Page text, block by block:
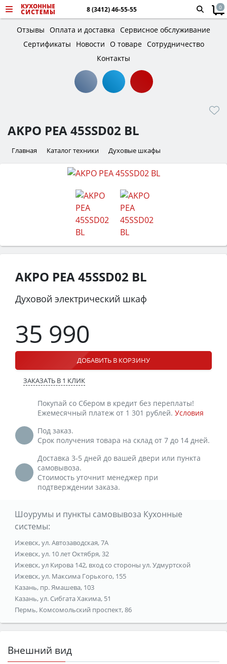
8 (3412) 46-55-55 0
Отзывы Оплата и доставка Сервисное обслуживание
Сертификаты
Новости О товаре Сотрудничество
Контакты
AKPO PEA 45SSD02 BL
Главная Каталог техники Духовые шкафы
AKPO PEA 45SSD02 BL
Духовой электрический шкаф
35 990
ДОБАВИТЬ В КОРЗИНУ
ЗАКАЗАТЬ В 1 КЛИК
Покупай со Сбером в кредит без переплаты!
Ежемесячный платеж от 1 301 рублей. Условия
Под заказ.
Срок получения товара на склад от 7 до 14 дней.
Доставка 3-5 дней до вашей двери или пункта
самовывоза.
Стоимость уточнит менеджер при
подтверждении заказа.
Шоурумы и пункты самовывоза Кухонные
системы:
Ижевск, ул. Автозаводская, 7А
Ижевск, ул. 10 лет Октября, 32
Ижевск, ул Кирова 142, вход со стороны ул. Удмуртской
Ижевск, ул. Максима Горького, 155
Казань, пр. Ямашева, 103
Казань, ул. Сибгата Хакима, 51
Пермь, Комсомольский проспект, 86
Внешний вид